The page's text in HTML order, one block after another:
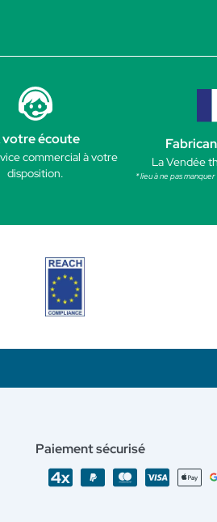
votre écoute
commercial à votre
disposition.
La Vendée
* lieu à ne pas manquer
Paiement sécurisé